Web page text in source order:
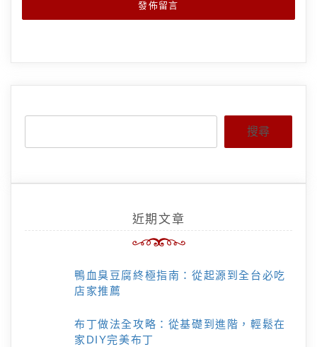
搜尋
近期文章
鴨血臭豆腐終極指南：從起源到全台必吃
店家推薦
布丁做法全攻略：從基礎到進階，輕鬆在
家DIY完美布丁